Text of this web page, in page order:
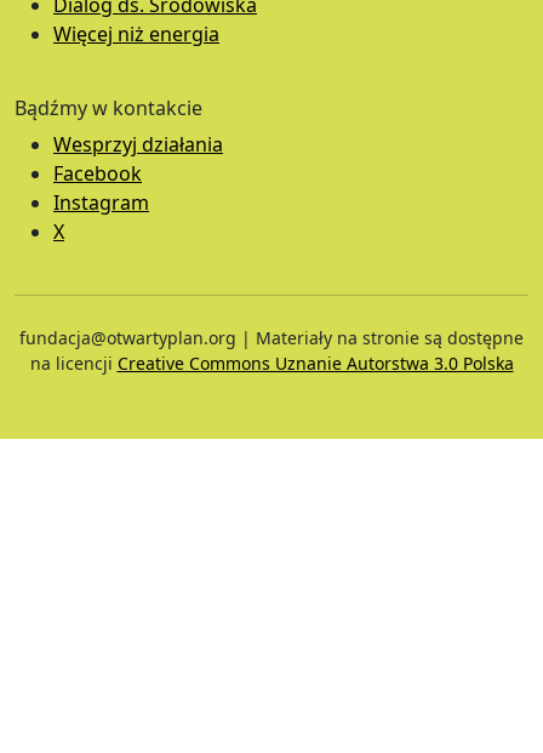
Więcej niż energia
Bądźmy w kontakcie
Wesprzyj działania
Facebook
Instagram
X
fundacja@otwartyplan.org | Materiały na stronie są dostępne
na licencji Creative Commons Uznanie Autorstwa 3.0 Polska